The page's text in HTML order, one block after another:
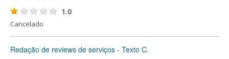
1.0
Cancelado
Redação de reviews de serviços - Texto C.